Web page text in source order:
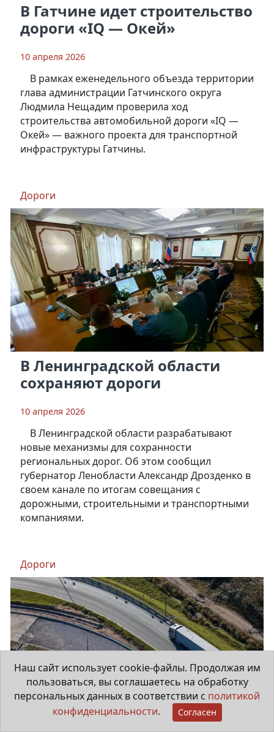
В Гатчине идет строительство
дороги «IQ — Окей»
10 апреля 2026
В рамках еженедельного объезда территории
глава администрации Гатчинского округа
Людмила Нещадим проверила ход
строительства автомобильной дороги «IQ —
Окей» — важного проекта для транспортной
инфраструктуры Гатчины.
Дороги
В Ленинградской области
сохраняют дороги
10 апреля 2026
В Ленинградской области разрабатывают
новые механизмы для сохранности
региональных дорог. Об этом сообщил
губернатор Ленобласти Александр Дрозденко в
своем канале по итогам совещания с
дорожными, строительными и транспортными
компаниями.
Дороги
Наш сайт использует cookie-файлы. Продолжая им
пользоваться, вы соглашаетесь на обработку
персональных данных в соответствии с политикой
конфиденциальности. Согласен